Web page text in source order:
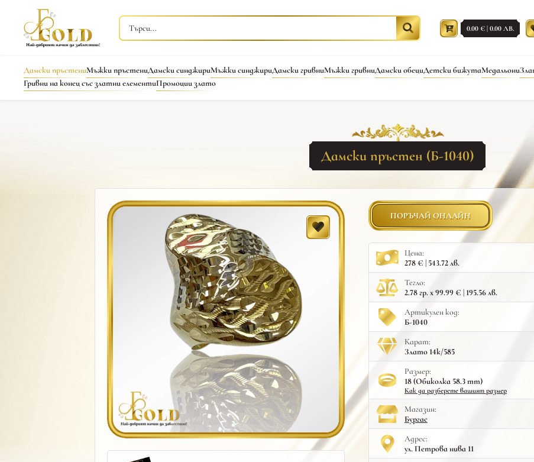
0.00 € | 0.00 ЛВ.
Дамски пръстениМъжки пръстениДамски синджириМъжки синджириДамски гривниМъжки гривниДамски обециДетски бижутаМедальони
Гривни на конец със златни елементиПромоции злато
Дамски пръстен (Б-1040)
ПОРЪЧАЙ ОНЛАЙН
Цена:
278 € | 543.72 лв.
Тегло:
2.78 гр. x 99.99 € | 195.56 лв.
Артикулен код:
Б-1040
Карат:
Злато 14к/585
Размер:
18 (Обиколка 58.3 mm)
Как да разберете вашият размер
Mагазин:
Бургас
Адрес:
ул. Петрова нива 11